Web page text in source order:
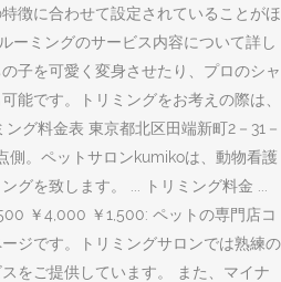
徴に合わせて設定されていることがほ
ーミングのサービス内容について詳し
子を可愛く変身させたり、プロのシャ
能です。トリミングをお考えの際は、
グ料金表 東京都北区田端新町2－31－
側。ペットサロンkumikoは、動物看護
グを致します。 ... トリミング料金 ...
￥4,000 ￥1,500: ペットの専門店コ
ジです。トリミングサロンでは熟練の
をご提供しています。 また、マイナ